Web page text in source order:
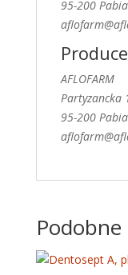
95-200
AFLOFARM
Partyzancka
95-200